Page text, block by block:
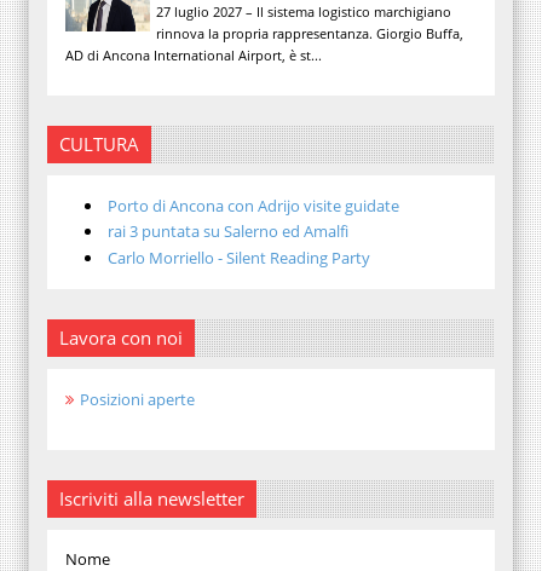
27 luglio 2027 – Il sistema logistico marchigiano
rinnova la propria rappresentanza. Giorgio Buffa,
AD di Ancona International Airport, è st...
CULTURA
Porto di Ancona con Adrijo visite guidate
rai 3 puntata su Salerno ed Amalfi
Carlo Morriello - Silent Reading Party
Lavora con noi
Posizioni aperte
Iscriviti alla newsletter
Nome